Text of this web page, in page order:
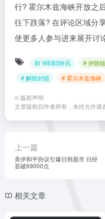
行? 霍尔木兹海峡开放之
往下跌落? 在评论区域分
使更多人参与进来展开讨
WEB3快讯 # 伊朗
# 解除封锁
# 霍尔木兹海峡
© 版权声明
文章版权归作者所有，未经允许请
上一篇
美伊和平协议引爆日韩股市 日经
首破69000点
相关文章